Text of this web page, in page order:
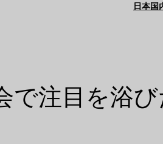
日本国
で注目を浴